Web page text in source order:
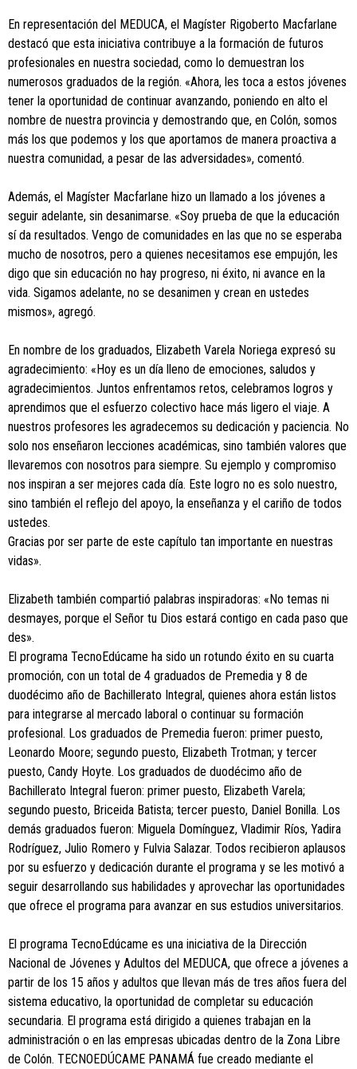
En representación del MEDUCA, el Magíster Rigoberto Macfarlane
destacó que esta iniciativa contribuye a la formación de futuros
profesionales en nuestra sociedad, como lo demuestran los
numerosos graduados de la región. «Ahora, les toca a estos jóvenes
tener la oportunidad de continuar avanzando, poniendo en alto el
nombre de nuestra provincia y demostrando que, en Colón, somos
más los que podemos y los que aportamos de manera proactiva a
nuestra comunidad, a pesar de las adversidades», comentó.
Además, el Magíster Macfarlane hizo un llamado a los jóvenes a
seguir adelante, sin desanimarse. «Soy prueba de que la educación
sí da resultados. Vengo de comunidades en las que no se esperaba
mucho de nosotros, pero a quienes necesitamos ese empujón, les
digo que sin educación no hay progreso, ni éxito, ni avance en la
vida. Sigamos adelante, no se desanimen y crean en ustedes
mismos», agregó.
En nombre de los graduados, Elizabeth Varela Noriega expresó su
agradecimiento: «Hoy es un día lleno de emociones, saludos y
agradecimientos. Juntos enfrentamos retos, celebramos logros y
aprendimos que el esfuerzo colectivo hace más ligero el viaje. A
nuestros profesores les agradecemos su dedicación y paciencia. No
solo nos enseñaron lecciones académicas, sino también valores que
llevaremos con nosotros para siempre. Su ejemplo y compromiso
nos inspiran a ser mejores cada día. Este logro no es solo nuestro,
sino también el reflejo del apoyo, la enseñanza y el cariño de todos
ustedes.
Gracias por ser parte de este capítulo tan importante en nuestras
vidas».
Elizabeth también compartió palabras inspiradoras: «No temas ni
desmayes, porque el Señor tu Dios estará contigo en cada paso que
des».
El programa TecnoEdúcame ha sido un rotundo éxito en su cuarta
promoción, con un total de 4 graduados de Premedia y 8 de
duodécimo año de Bachillerato Integral, quienes ahora están listos
para integrarse al mercado laboral o continuar su formación
profesional. Los graduados de Premedia fueron: primer puesto,
Leonardo Moore; segundo puesto, Elizabeth Trotman; y tercer
puesto, Candy Hoyte. Los graduados de duodécimo año de
Bachillerato Integral fueron: primer puesto, Elizabeth Varela;
segundo puesto, Briceida Batista; tercer puesto, Daniel Bonilla. Los
demás graduados fueron: Miguela Domínguez, Vladimir Ríos, Yadira
Rodríguez, Julio Romero y Fulvia Salazar. Todos recibieron aplausos
por su esfuerzo y dedicación durante el programa y se les motivó a
seguir desarrollando sus habilidades y aprovechar las oportunidades
que ofrece el programa para avanzar en sus estudios universitarios.
El programa TecnoEdúcame es una iniciativa de la Dirección
Nacional de Jóvenes y Adultos del MEDUCA, que ofrece a jóvenes a
partir de los 15 años y adultos que llevan más de tres años fuera del
sistema educativo, la oportunidad de completar su educación
secundaria. El programa está dirigido a quienes trabajan en la
administración o en las empresas ubicadas dentro de la Zona Libre
de Colón. TECNOEDÚCAME PANAMÁ fue creado mediante el